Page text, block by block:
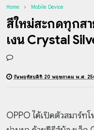
Home Mobile Device
สีใหม่สะกดทุกส
เงิน Crystal
วันพฤหัสบดีที่ 20 พฤษภาคม พ.ศ.
OPPO ได้เปิดตัวสมาร์ท